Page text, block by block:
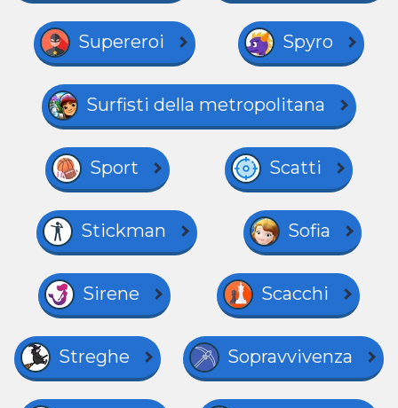
Supereroi Spyro
Surfisti della metropolitana
Sport Scatti
Stickman Sofia
Sirene Scacchi
Streghe Sopravvivenza